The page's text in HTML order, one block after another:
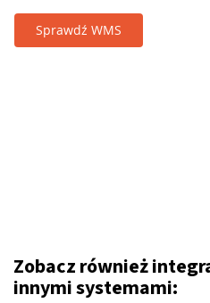
Sprawdź WMS
Zobacz również
innymi systemami: